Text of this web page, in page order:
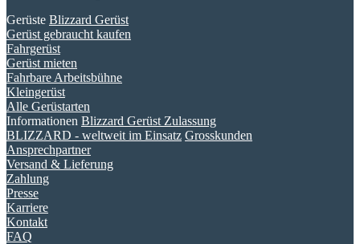
Gerüste Blizzard Gerüst
Gerüst gebraucht kaufen
Fahrgerüst
Gerüst mieten
Fahrbare Arbeitsbühne
Kleingerüst
Alle Gerüstarten
Informationen Blizzard Gerüst Zulassung
BLIZZARD - weltweit im Einsatz Grosskunden
Ansprechpartner
Versand & Lieferung
Zahlung
Presse
Karriere
Kontakt
FAQ